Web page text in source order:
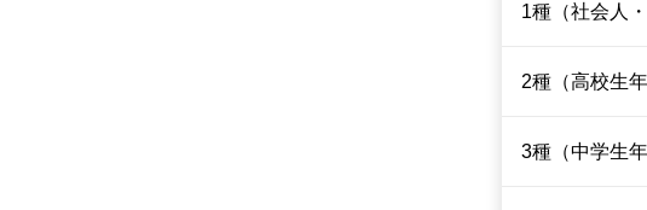
1種（社会人
2種（高校生年
3種（中学生年